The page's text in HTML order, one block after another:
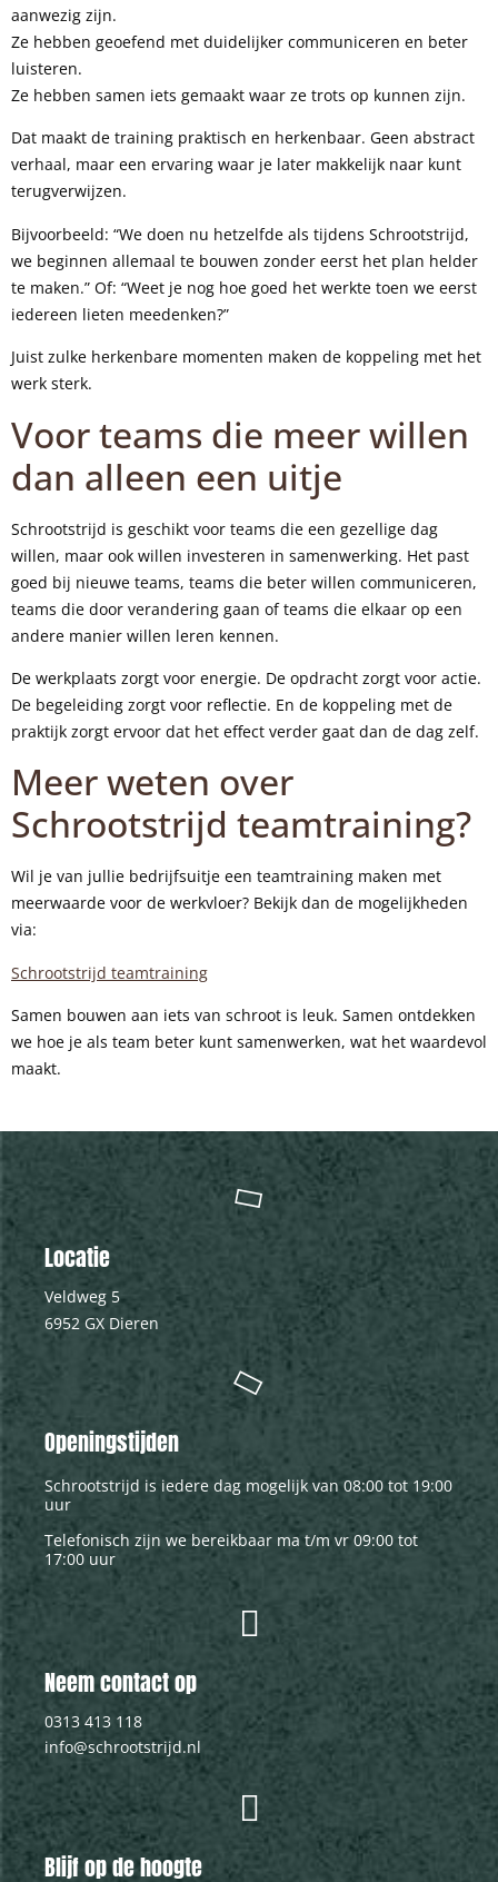
aanwezig zijn.
Ze hebben geoefend met duidelijker communiceren en beter
luisteren.
Ze hebben samen iets gemaakt waar ze trots op kunnen zijn.
Dat maakt de training praktisch en herkenbaar. Geen abstract
verhaal, maar een ervaring waar je later makkelijk naar kunt
terugverwijzen.
Bijvoorbeeld: “We doen nu hetzelfde als tijdens Schrootstrijd,
we beginnen allemaal te bouwen zonder eerst het plan helder
te maken.” Of: “Weet je nog hoe goed het werkte toen we eerst
iedereen lieten meedenken?”
Juist zulke herkenbare momenten maken de koppeling met het
werk sterk.
Voor teams die meer willen
dan alleen een uitje
Schrootstrijd is geschikt voor teams die een gezellige dag
willen, maar ook willen investeren in samenwerking. Het past
goed bij nieuwe teams, teams die beter willen communiceren,
teams die door verandering gaan of teams die elkaar op een
andere manier willen leren kennen.
De werkplaats zorgt voor energie. De opdracht zorgt voor actie.
De begeleiding zorgt voor reflectie. En de koppeling met de
praktijk zorgt ervoor dat het effect verder gaat dan de dag zelf.
Meer weten over
Schrootstrijd teamtraining?
Wil je van jullie bedrijfsuitje een teamtraining maken met
meerwaarde voor de werkvloer? Bekijk dan de mogelijkheden
via:
Schrootstrijd teamtraining
Samen bouwen aan iets van schroot is leuk. Samen ontdekken
we hoe je als team beter kunt samenwerken, wat het waardevol
maakt.
Locatie
Veldweg 5
6952 GX Dieren
Openingstijden
Schrootstrijd is iedere dag mogelijk van 08:00 tot 19:00
uur
Telefonisch zijn we bereikbaar ma t/m vr 09:00 tot
17:00 uur
Neem contact op
0313 413 118
info@schrootstrijd.nl
Blijf op de hoogte